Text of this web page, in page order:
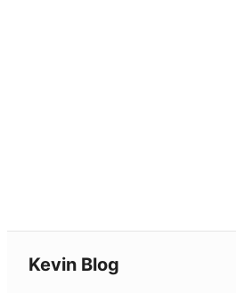
Kevin Blog